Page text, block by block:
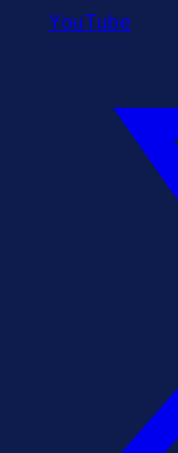
YouTube